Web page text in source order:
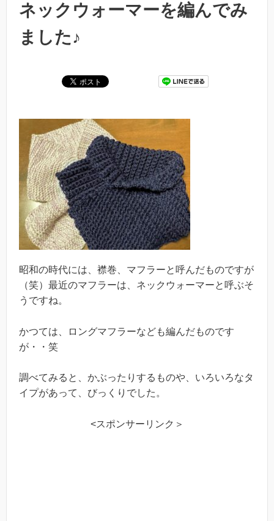
ネックウォーマーを編んでみ
ました♪
昭和の時代には、襟巻、マフラーと呼んだものですが
（笑）最近のマフラーは、ネックウォーマーと呼ぶそ
うですね。
かつては、ロングマフラーなども編んだものです
が・・笑
調べてみると、かぶったりするものや、いろいろなタ
イプがあって、びっくりでした。
<スポンサーリンク＞